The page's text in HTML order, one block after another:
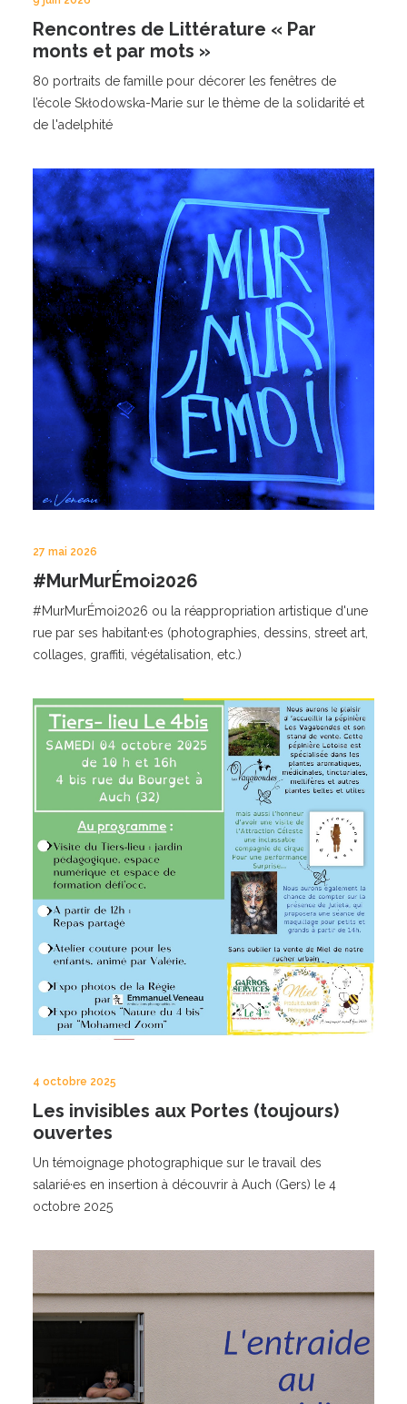
Rencontres de Littérature « Par
monts et par mots »
80 portraits de famille pour décorer les fenêtres de
l’école Skłodowska-Marie sur le thème de la solidarité et
de l'adelphité
27 mai 2026
#MurMurÉmoi2026
#MurMurÉmoi2026 ou la réappropriation artistique d'une
rue par ses habitant·es (photographies, dessins, street art,
collages, graffiti, végétalisation, etc.)
4 octobre 2025
Les invisibles aux Portes (toujours)
ouvertes
Un témoignage photographique sur le travail des
salarié·es en insertion à découvrir à Auch (Gers) le 4
octobre 2025